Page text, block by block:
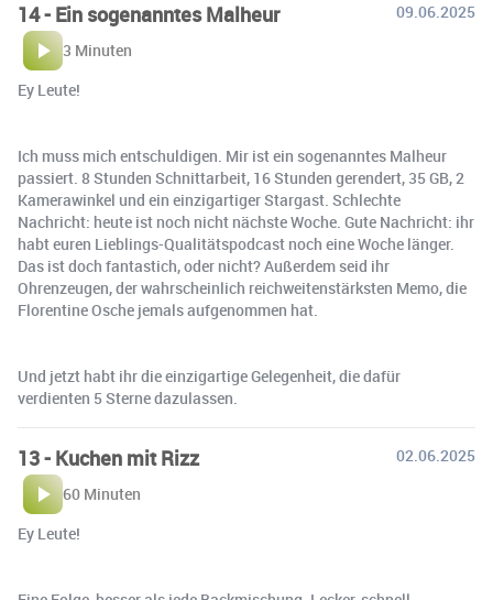
14 - Ein sogenanntes Malheur
09.06.2025
3 Minuten
Ey Leute!
Ich muss mich entschuldigen. Mir ist ein sogenanntes Malheur
passiert. 8 Stunden Schnittarbeit, 16 Stunden gerendert, 35 GB, 2
Kamerawinkel und ein einzigartiger Stargast. Schlechte
Nachricht: heute ist noch nicht nächste Woche. Gute Nachricht: ihr
habt euren Lieblings-Qualitätspodcast noch eine Woche länger.
Das ist doch fantastich, oder nicht? Außerdem seid ihr
Ohrenzeugen, der wahrscheinlich reichweitenstärksten Memo, die
Florentine Osche jemals aufgenommen hat.
Und jetzt habt ihr die einzigartige Gelegenheit, die dafür
verdienten 5 Sterne dazulassen.
13 - Kuchen mit Rizz
02.06.2025
60 Minuten
Ey Leute!